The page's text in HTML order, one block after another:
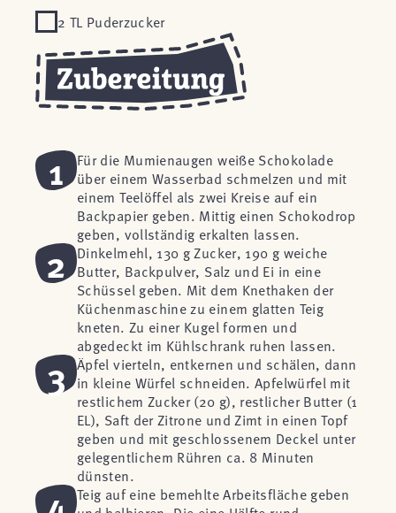
2 TL Puderzucker
1
Für die Mumienaugen weiße Schokolade
über einem Wasserbad schmelzen und mit
einem Teelöffel als zwei Kreise auf ein
Backpapier geben. Mittig einen Schokodrop
geben, vollständig erkalten lassen.
2
Dinkelmehl, 130 g Zucker, 190 g weiche
Butter, Backpulver, Salz und Ei in eine
Schüssel geben. Mit dem Knethaken der
Küchenmaschine zu einem glatten Teig
kneten. Zu einer Kugel formen und
abgedeckt im Kühlschrank ruhen lassen.
3
Äpfel vierteln, entkernen und schälen, dann
in kleine Würfel schneiden. Apfelwürfel mit
restlichem Zucker (20 g), restlicher Butter (1
EL), Saft der Zitrone und Zimt in einen Topf
geben und mit geschlossenem Deckel unter
gelegentlichem Rühren ca. 8 Minuten
dünsten.
Teig auf eine bemehlte Arbeitsfläche geben